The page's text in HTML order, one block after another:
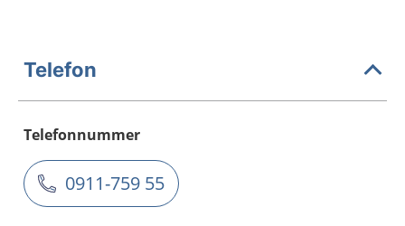
Telefon
Telefonnummer
0911-759 55